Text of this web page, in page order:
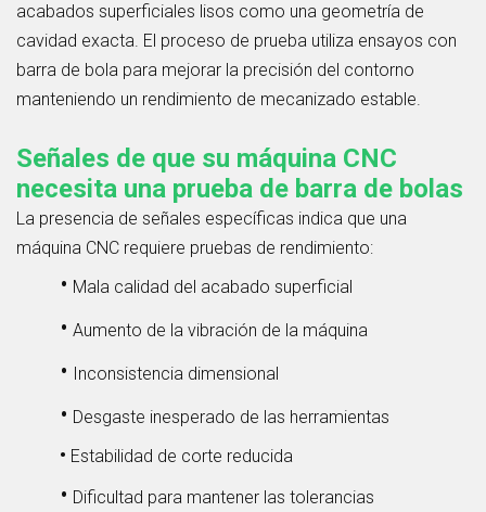
acabados superficiales lisos como una geometría de
cavidad exacta. El proceso de prueba utiliza ensayos con
barra de bola para mejorar la precisión del contorno
manteniendo un rendimiento de mecanizado estable.
Señales de que su máquina CNC
necesita una prueba de barra de bolas
La presencia de señales específicas indica que una
máquina CNC requiere pruebas de rendimiento:
• Mala calidad del acabado superficial
• Aumento de la vibración de la máquina
• Inconsistencia dimensional
• Desgaste inesperado de las herramientas
• Estabilidad de corte reducida
• Dificultad para mantener las tolerancias